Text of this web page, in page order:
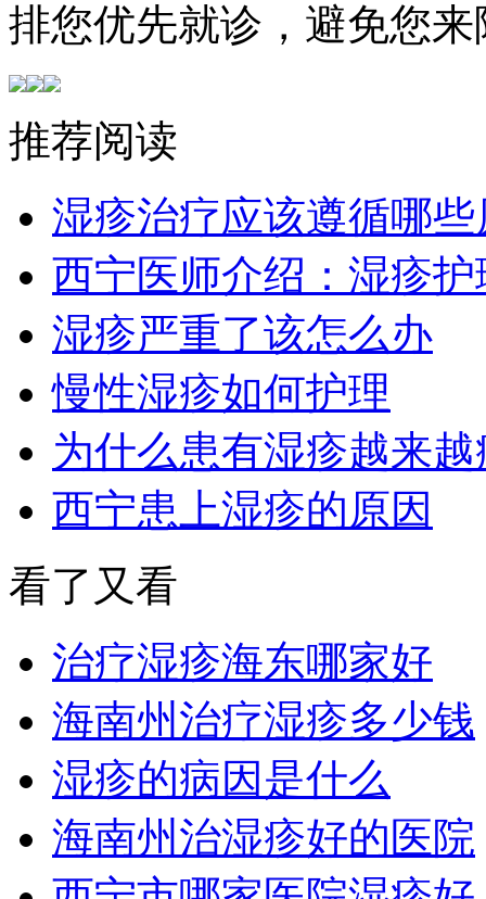
排您优先就诊，避免您
推荐阅读
湿疹治疗应该遵循哪些
西宁医师介绍：湿疹
湿疹严重了该怎么办
慢性湿疹如何护理
为什么患有湿疹越来越
西宁患上湿疹的原因
看了又看
治疗湿疹海东哪家好
海南州治疗湿疹多少钱
湿疹的病因是什么
海南州治湿疹好的医院